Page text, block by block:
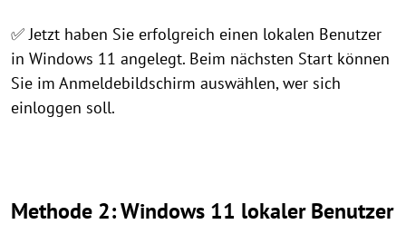
✅ Jetzt haben Sie erfolgreich einen lokalen Benutzer
in Windows 11 angelegt. Beim nächsten Start können
Sie im Anmeldebildschirm auswählen, wer sich
einloggen soll.
Methode 2: Windows 11 lokaler Benutzer